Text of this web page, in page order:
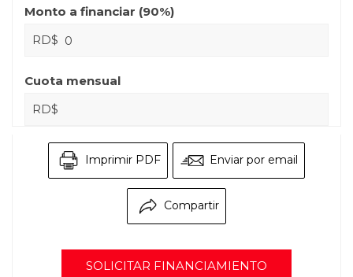
Monto a financiar (90%)
RD$
Cuota mensual
RD$
Imprimir PDF Enviar por email
Compartir
SOLICITAR FINANCIAMIENTO